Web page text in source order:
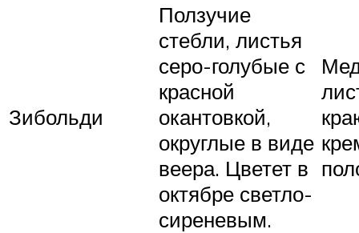
Зибольди
Ползучие
стебли, листья
серо-голубые с
красной
окантовкой,
округлые в виде
веера. Цветет в
октябре светло-
сиреневым.